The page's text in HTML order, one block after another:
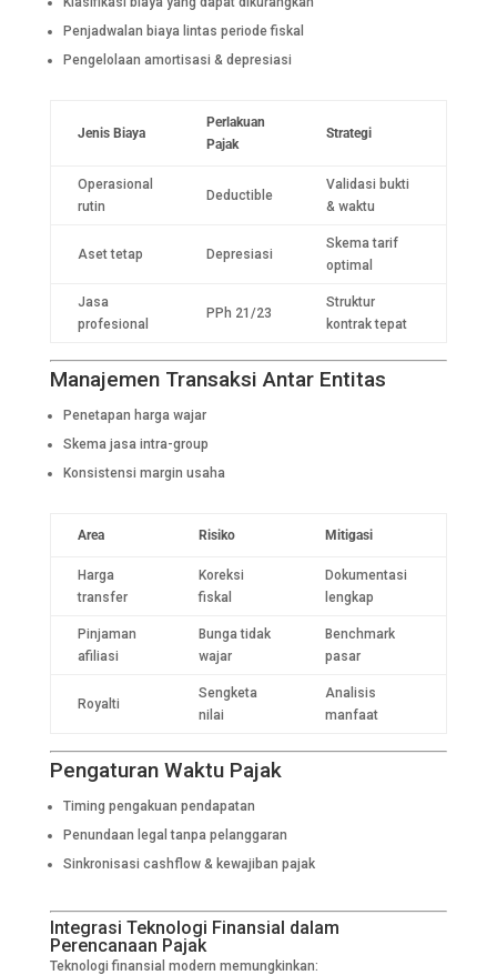
Penjadwalan biaya lintas periode fiskal
Pengelolaan amortisasi & depresiasi
Jenis Biaya
Perlakuan
Pajak
Strategi
Operasional
rutin
Deductible
Validasi bukti
& waktu
Aset tetap Depresiasi
Skema tarif
optimal
Jasa
profesional
PPh 21/23
Struktur
kontrak tepat
Manajemen Transaksi Antar Entitas
Penetapan harga wajar
Skema jasa intra-group
Konsistensi margin usaha
Area Risiko Mitigasi
Harga
transfer
Koreksi
fiskal
Dokumentasi
lengkap
Pinjaman
afiliasi
Bunga tidak
wajar
Benchmark
pasar
Royalti
Sengketa
nilai
Analisis
manfaat
Pengaturan Waktu Pajak
Timing pengakuan pendapatan
Penundaan legal tanpa pelanggaran
Sinkronisasi cashflow & kewajiban pajak
Integrasi Teknologi Finansial dalam
Perencanaan Pajak
Teknologi finansial modern memungkinkan: